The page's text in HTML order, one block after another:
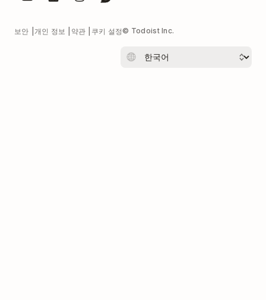
보안 개인 정보 약관 쿠키 설정© Todoist Inc.